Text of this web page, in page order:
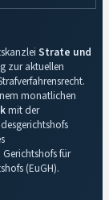
Strate und
zur aktuellen
monatlichen
mit der
für
(EuGH).